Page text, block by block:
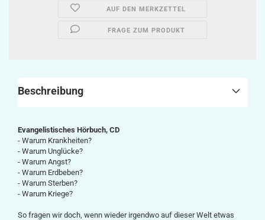
AUF DEN MERKZETTEL
FRAGE ZUM PRODUKT
Beschreibung
Evangelistisches Hörbuch, CD
- Warum Krankheiten?
- Warum Unglücke?
- Warum Angst?
- Warum Erdbeben?
- Warum Sterben?
- Warum Kriege?
So fragen wir doch, wenn wieder irgendwo auf dieser Welt etwas